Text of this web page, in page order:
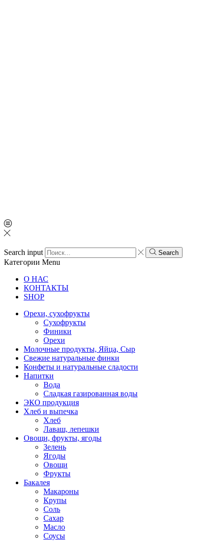
Search input Search
Категории Menu
О НАС
КОНТАКТЫ
SHOP
Орехи, сухофрукты
Сухофрукты
Финики
Орехи
Молочные продукты, Яйца, Сыр
Свежие натуральные финки
Конфеты и натуральные сладости
Напитки
Вода
Сладкая газированная воды
ЭКО продукция
Хлеб и выпечка
Хлеб
Лаваш, лепешки
Овощи, фрукты, ягоды
Зелень
Ягоды
Овощи
Фрукты
Бакалея
Макароны
Крупы
Соль
Сахар
Масло
Соусы